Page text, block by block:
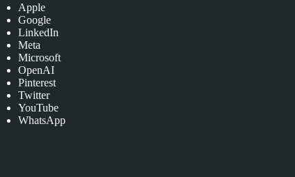
Apple
Google
LinkedIn
Meta
Microsoft
OpenAI
Pinterest
Twitter
YouTube
WhatsApp